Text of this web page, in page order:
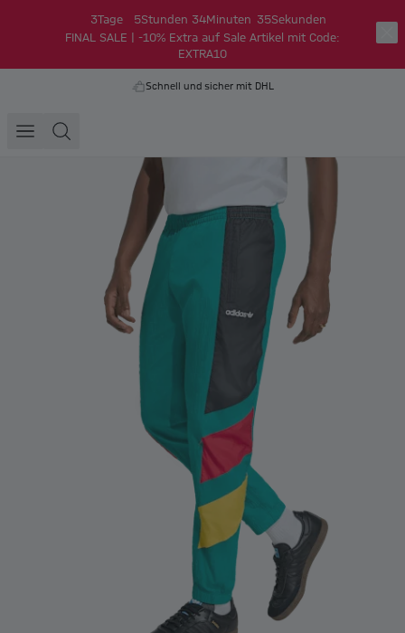
3Tage 5Stunden 34Minuten 35Sekunden
FINAL SALE | -10% Extra auf Sale Artikel mit Code:
EXTRA10
Schnell und sicher mit DHL